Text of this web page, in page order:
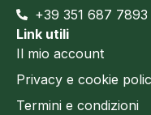
+39 351 687 7893
Link utili
Il mio account
Privacy e cookie
Termini e condizioni